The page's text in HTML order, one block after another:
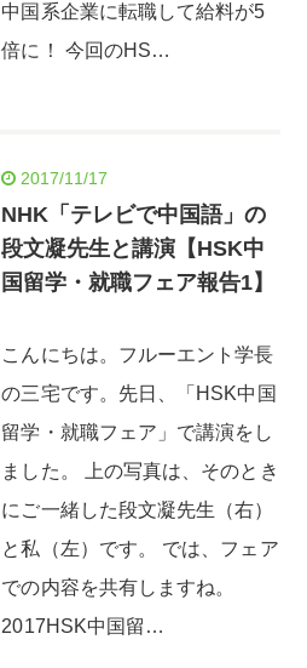
中国系企業に転職して給料が5
倍に！ 今回のHS…
2017/11/17
NHK「テレビで中国語」の
段文凝先生と講演【HSK中
国留学・就職フェア報告1】
こんにちは。フルーエント学長
の三宅です。先日、「HSK中国
留学・就職フェア」で講演をし
ました。 上の写真は、そのとき
にご一緒した段文凝先生（右）
と私（左）です。 では、フェア
での内容を共有しますね。
2017HSK中国留…